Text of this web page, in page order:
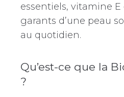
essentiels, vitamine
garants d’une peau
au quotidien.
Qu’est-ce que la
?